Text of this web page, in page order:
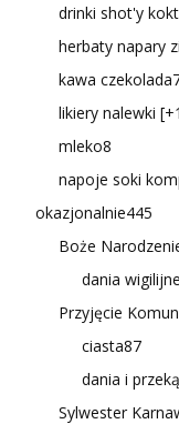
drinki shot'y
herbaty napary
kawa czekolada
likiery nalewki
mleko8
napoje soki
okazjonalnie445
Boże
dania wigilijne
Przyjęcie
ciasta87
dania i
Sylwester